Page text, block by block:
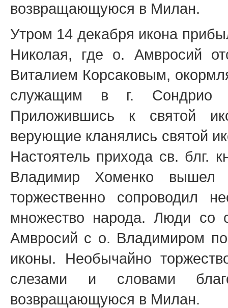
возвращающуюся в Милан.
Утром 14 декабря икона
Николая, где о. Амвросий
Виталием Корсаковым,
служащим в г. Сондрио
Приложившись к святой
верующие кланялись святой
Настоятель прихода св. блг.
Владимир Хоменко вышел
торжественно сопроводил
множество народа. Люди со
Амвросий с о. Владимиром
иконы. Необычайно
слезами и словами
возвращающуюся в Милан.